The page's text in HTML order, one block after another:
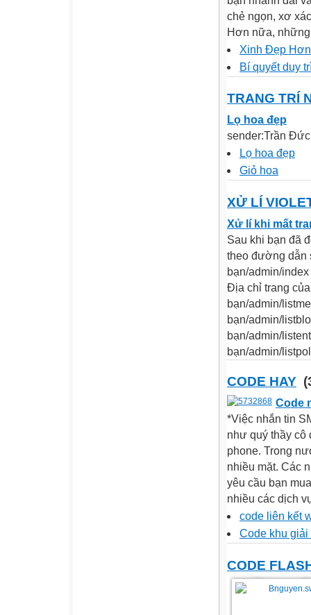
chẻ ngọn, xơ
Hơn nữa,
Xinh Đẹp
Bí quyết duy
TRANG TRÍ
Lọ hoa đẹp
sender:Trần
Lọ hoa đẹp
Giỏ hoa
XỬ LÍ
Xử lí khi mất
Sau khi bạn đã
theo đường dẫn
bạn/admin/
Địa chỉ trang
bạn/admin/
bạn/admin/
bạn/admin/
bạn/admin/
CODE HAY
Code
*Việc nhắn tin
như quý thầy cô
phone. Trong
nhiều mặt. Các
yêu cầu bạn
nhiều các dịch
code liên kết
Code khu
CODE